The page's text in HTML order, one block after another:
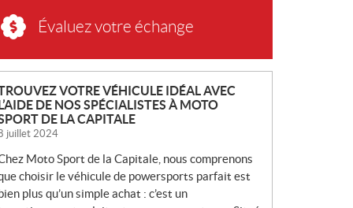
Évaluez votre échange
V
VOTRE VÉHICULE IDÉAL AVEC
DE NOS SPÉCIALISTES À MOTO
DE LA CAPITALE
juillet 2024
Moto Sport de la Capitale, nous comprenons
choisir le véhicule de powersports parfait est
plus qu’un simple achat : c’est un